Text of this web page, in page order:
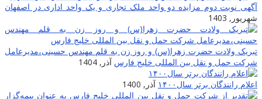
آگهی نوبت دوم مزایده دو واحد ملک تجاری و یک واحد اداری در اصفهان
شهریور, 1403
تبریک ولادت حضرت زهرا(س) و روز زن به قلم مهندس حسینی،مدیرعامل
شرکت حمل و نقل بین المللی خلیج فارس آذر, 1404
اعلام رانندگان برتر سال۱۴۰۰
آذر, 1400